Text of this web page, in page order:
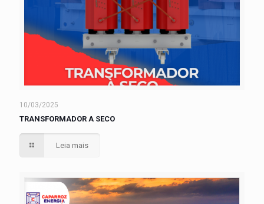
10/03/2025
TRANSFORMADOR A SECO
Leia mais